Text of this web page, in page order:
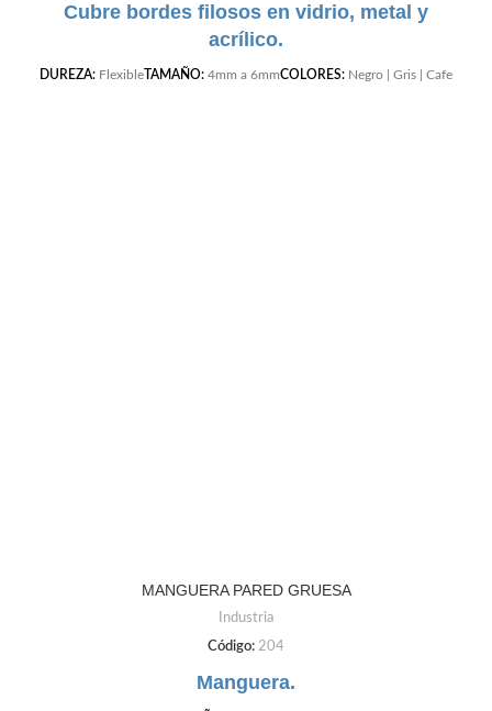
Cubre bordes filosos en vidrio, metal y
acrílico.
DUREZA: FlexibleTAMAÑO: 4mm a 6mmCOLORES: Negro | Gris | Cafe
MANGUERA PARED GRUESA
Industria
Código: 204
Manguera.